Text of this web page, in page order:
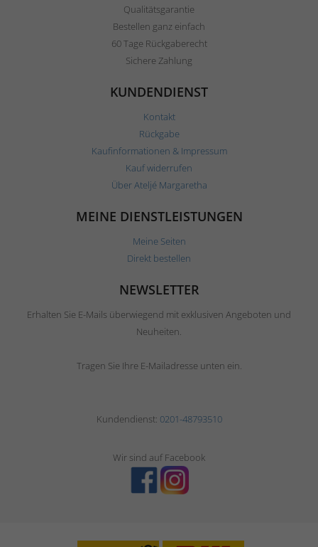
Qualitätsgarantie
Bestellen ganz einfach
60 Tage Rückgaberecht
Sichere Zahlung
KUNDENDIENST
Kontakt
Rückgabe
Kaufinformationen & Impressum
Kauf widerrufen
Über Ateljé Margaretha
MEINE DIENSTLEISTUNGEN
Meine Seiten
Direkt bestellen
NEWSLETTER
Erhalten Sie E-Mails überwiegend mit exklusiven Angeboten und
Neuheiten.
Tragen Sie Ihre E-Mailadresse unten ein.
Kundendienst: 0201-48793510
Wir sind auf Facebook